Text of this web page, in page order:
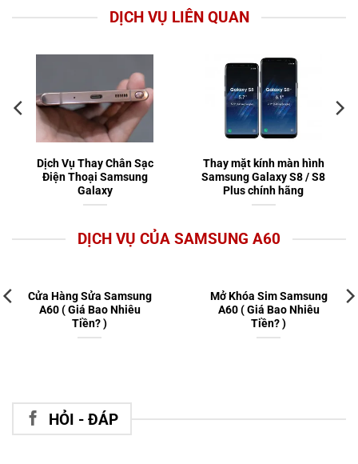
DỊCH VỤ LIÊN QUAN
Dịch Vụ Thay Chân Sạc
Điện Thoại Samsung
Galaxy
Thay mặt kính màn hình
Samsung Galaxy S8 / S8
Plus chính hãng
DỊCH VỤ CỦA SAMSUNG A60
Cửa Hàng Sửa Samsung
A60 ( Giá Bao Nhiêu
Tiền? )
Mở Khóa Sim Samsung
A60 ( Giá Bao Nhiêu
Tiền? )
HỎI - ĐÁP